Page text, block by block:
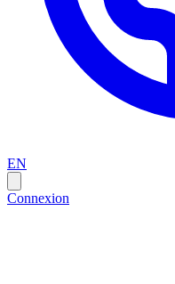
EN
Connexion